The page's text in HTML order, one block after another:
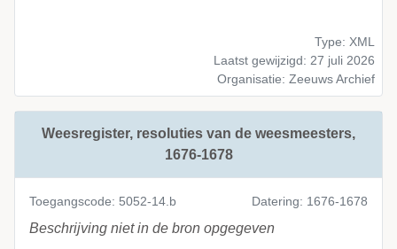
Type: XML
Laatst gewijzigd: 27 juli 2026
Organisatie: Zeeuws Archief
Weesregister, resoluties van de weesmeesters,
1676-1678
Toegangscode: 5052-14.b Datering: 1676-1678
Beschrijving niet in de bron opgegeven